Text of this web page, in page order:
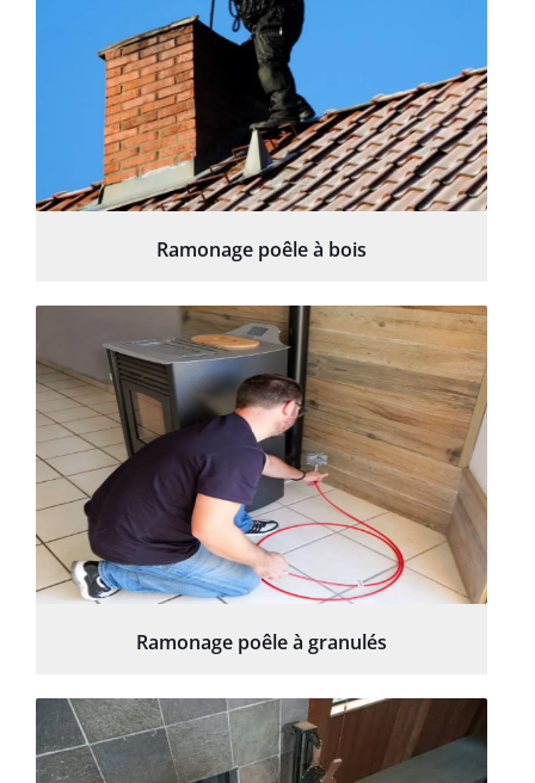
Ramonage poêle à bois
Ramonage poêle à granulés